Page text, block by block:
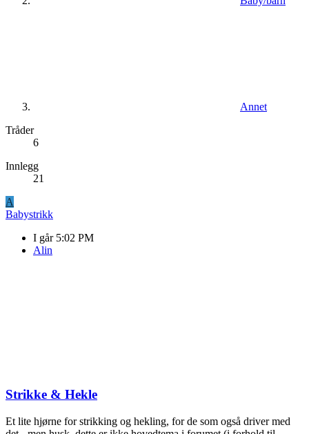
Annet
Tråder
6
Innlegg
21
A
Babystrikk
I går 5:02 PM
Alin
Strikke & Hekle
Et lite hjørne for strikking og hekling, for de som også driver med